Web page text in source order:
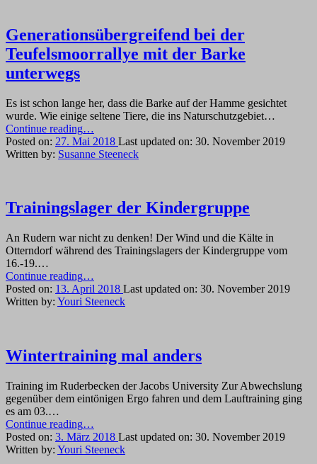
in
Köln”
Generationsübergreifend bei der
Teufelsmoorrallye mit der Barke
unterwegs
Es ist schon lange her, dass die Barke auf der Hamme gesichtet
wurde. Wie einige seltene Tiere, die ins Naturschutzgebiet…
Continue reading“Generationsübergreifend
bei
der
Barke
unterwegs”
…
Posted on: 27. Mai 2018 Last updated on: 30. November 2019
Written by: Susanne Steeneck
Trainingslager der Kindergruppe
An Rudern war nicht zu denken! Der Wind und die Kälte in
Otterndorf während des Trainingslagers der Kindergruppe vom
16.-19.…
Continue reading“Trainingslager
der
Kindergruppe”
…
Posted on: 13. April 2018 Last updated on: 30. November 2019
Written by: Youri Steeneck
Wintertraining mal anders
Training im Ruderbecken der Jacobs University Zur Abwechslung
gegenüber dem eintönigen Ergo fahren und dem Lauftraining ging
es am 03.…
Continue reading“Wintertraining
mal
anders”
…
Posted on: 3. März 2018 Last updated on: 30. November 2019
Written by: Youri Steeneck